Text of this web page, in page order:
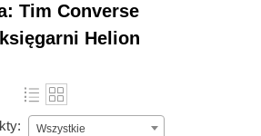
Tim Converse
Helion
Wszystkie